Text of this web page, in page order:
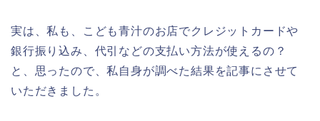
実は、私も、こども青汁のお店でクレジットカードや
銀行振り込み、代引などの支払い方法が使えるの？
と、思ったので、私自身が調べた結果を記事にさせて
いただきました。